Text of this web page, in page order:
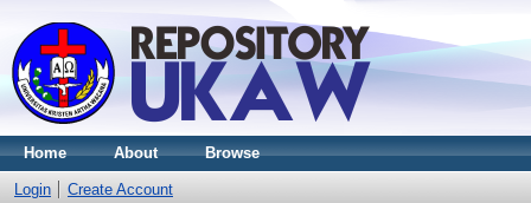
Home About Browse
Login Create Account